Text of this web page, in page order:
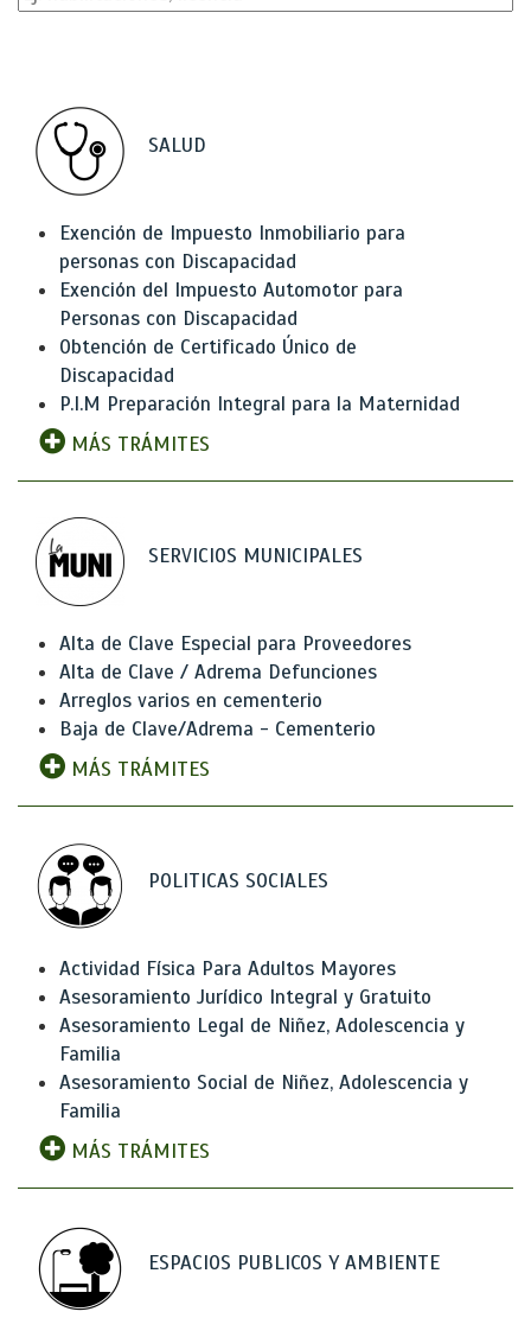
SALUD
Exención de Impuesto Inmobiliario para
personas con Discapacidad
Exención del Impuesto Automotor para
Personas con Discapacidad
Obtención de Certificado Único de
Discapacidad
P.I.M Preparación Integral para la Maternidad
MÁS TRÁMITES
SERVICIOS MUNICIPALES
Alta de Clave Especial para Proveedores
Alta de Clave / Adrema Defunciones
Arreglos varios en cementerio
Baja de Clave/Adrema - Cementerio
MÁS TRÁMITES
POLITICAS SOCIALES
Actividad Física Para Adultos Mayores
Asesoramiento Jurídico Integral y Gratuito
Asesoramiento Legal de Niñez, Adolescencia y
Familia
Asesoramiento Social de Niñez, Adolescencia y
Familia
MÁS TRÁMITES
ESPACIOS PUBLICOS Y AMBIENTE